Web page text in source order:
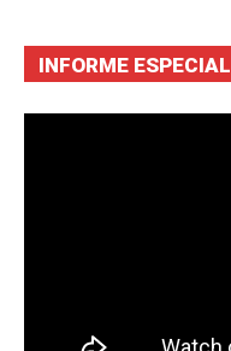
INFORME ESPECIAL